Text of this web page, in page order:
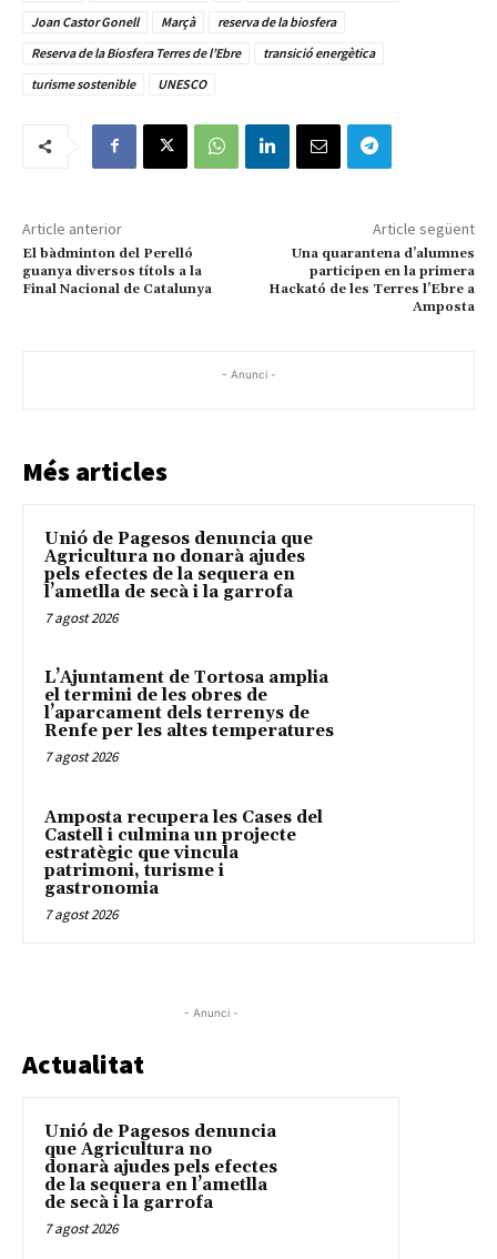
Joan Castor Gonell
Marçà
reserva de la biosfera
Reserva de la Biosfera Terres de l’Ebre
transició energètica
turisme sostenible
UNESCO
Article anterior
El bàdminton del Perelló
guanya diversos títols a la
Final Nacional de Catalunya
Article següent
Una quarantena d’alumnes
participen en la primera
Hackató de les Terres l’Ebre a
Amposta
- Anunci -
Més articles
Unió de Pagesos denuncia que
Agricultura no donarà ajudes
pels efectes de la sequera en
l’ametlla de secà i la garrofa
7 agost 2026
L’Ajuntament de Tortosa amplia
el termini de les obres de
l’aparcament dels terrenys de
Renfe per les altes temperatures
7 agost 2026
Amposta recupera les Cases del
Castell i culmina un projecte
estratègic que vincula
patrimoni, turisme i
gastronomia
7 agost 2026
- Anunci -
Actualitat
Unió de Pagesos denuncia
que Agricultura no
donarà ajudes pels efectes
de la sequera en l’ametlla
de secà i la garrofa
7 agost 2026